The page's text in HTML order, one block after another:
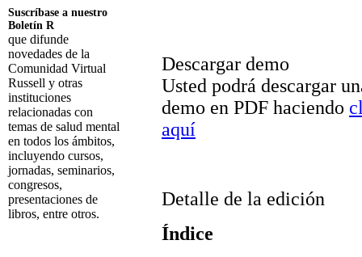
Suscríbase a nuestro
Boletín R
que difunde
novedades de la
Comunidad Virtual
Russell y otras
instituciones
relacionadas con
temas de salud mental
en todos los ámbitos,
incluyendo cursos,
jornadas, seminarios,
congresos,
presentaciones de
libros, entre otros.
Descargar demo
Usted podrá descargar
demo en PDF haciendo
aquí
Detalle de la edición
Índice